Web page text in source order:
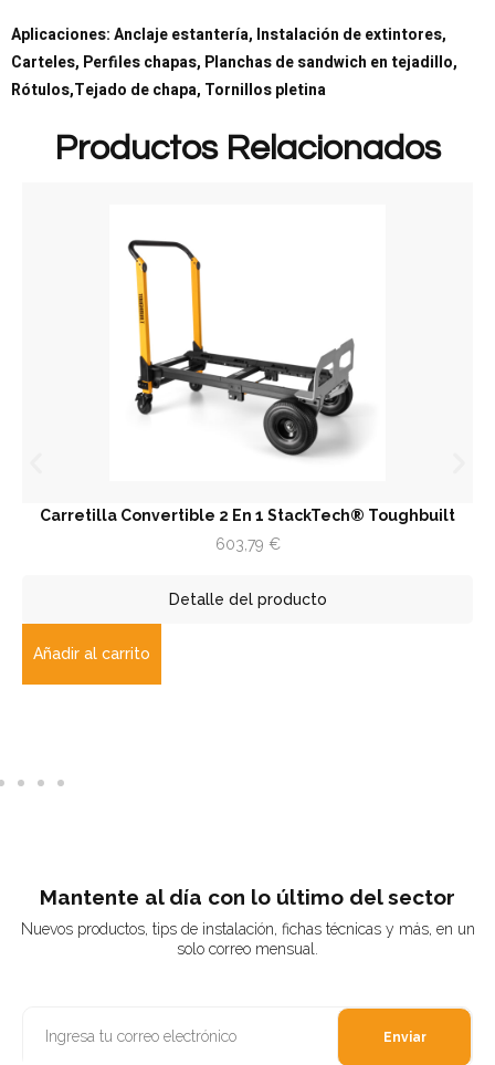
Aplicaciones: Anclaje estantería, Instalación de extintores,
Carteles, Perfiles chapas, Planchas de sandwich en tejadillo,
Rótulos,Tejado de chapa, Tornillos pletina
Productos Relacionados
Carretilla Convertible 2 En 1 StackTech® Toughbuilt
603,79€
Detalle del producto
Añadir al carrito
Mantente al día con lo último del sector
Nuevos productos, tips de instalación, fichas técnicas y más, en un
solo correo mensual.
Enviar